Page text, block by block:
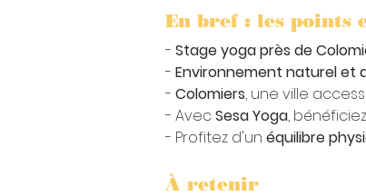
En bref : les points
- Stage yoga près de
- Environnement naturel et
- Colomiers, une ville
- Avec Sesa Yoga,
- Profitez d'un équilibre
À retenir